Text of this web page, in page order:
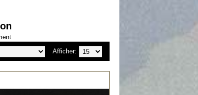
Afficher: